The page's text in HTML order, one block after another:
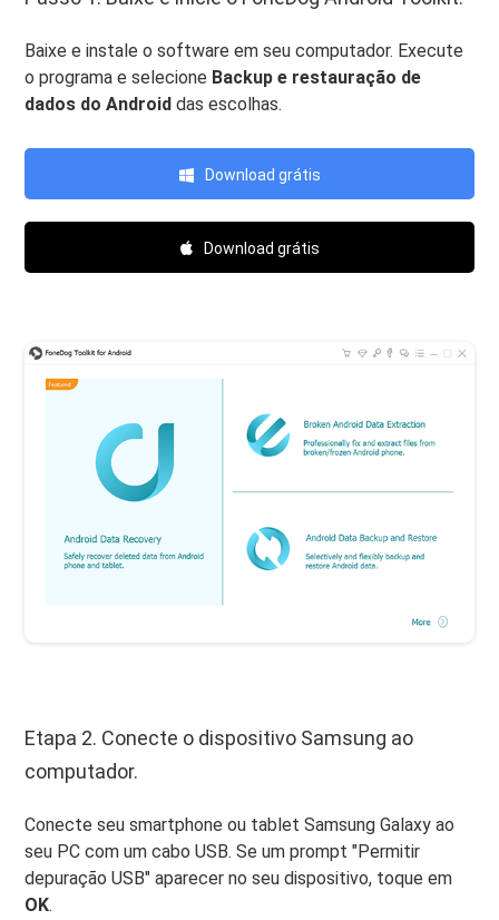
Baixe e instale o software em seu computador. Execute
o programa e selecione Backup e restauração de
dados do Android das escolhas.
Download grátis
Download grátis
Etapa 2. Conecte o dispositivo Samsung ao
computador.
Conecte seu smartphone ou tablet Samsung Galaxy ao
seu PC com um cabo USB. Se um prompt "Permitir
depuração USB" aparecer no seu dispositivo, toque em
OK.